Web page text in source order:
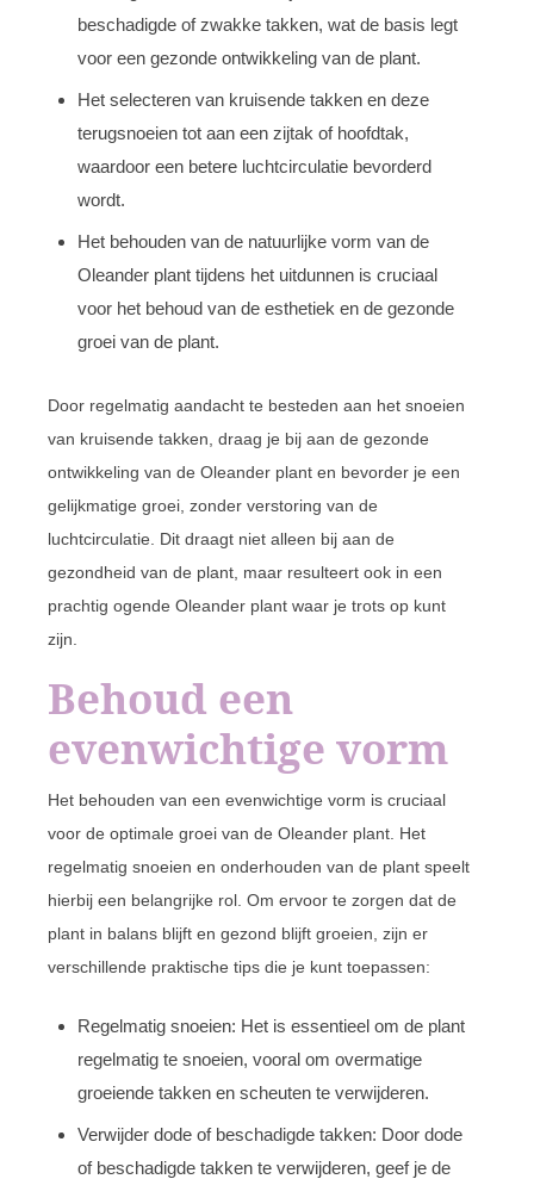
beschadigde of zwakke takken, wat de basis legt
voor een gezonde ontwikkeling van de plant.
Het selecteren van kruisende takken en deze
terugsnoeien tot aan een zijtak of hoofdtak,
waardoor een betere luchtcirculatie bevorderd
wordt.
Het behouden van de natuurlijke vorm van de
Oleander plant tijdens het uitdunnen is cruciaal
voor het behoud van de esthetiek en de gezonde
groei van de plant.
Door regelmatig aandacht te besteden aan het snoeien
van kruisende takken, draag je bij aan de gezonde
ontwikkeling van de Oleander plant en bevorder je een
gelijkmatige groei, zonder verstoring van de
luchtcirculatie. Dit draagt niet alleen bij aan de
gezondheid van de plant, maar resulteert ook in een
prachtig ogende Oleander plant waar je trots op kunt
zijn.
Behoud een
evenwichtige vorm
Het behouden van een evenwichtige vorm is cruciaal
voor de optimale groei van de Oleander plant. Het
regelmatig snoeien en onderhouden van de plant speelt
hierbij een belangrijke rol. Om ervoor te zorgen dat de
plant in balans blijft en gezond blijft groeien, zijn er
verschillende praktische tips die je kunt toepassen:
Regelmatig snoeien: Het is essentieel om de plant
regelmatig te snoeien, vooral om overmatige
groeiende takken en scheuten te verwijderen.
Verwijder dode of beschadigde takken: Door dode
of beschadigde takken te verwijderen, geef je de